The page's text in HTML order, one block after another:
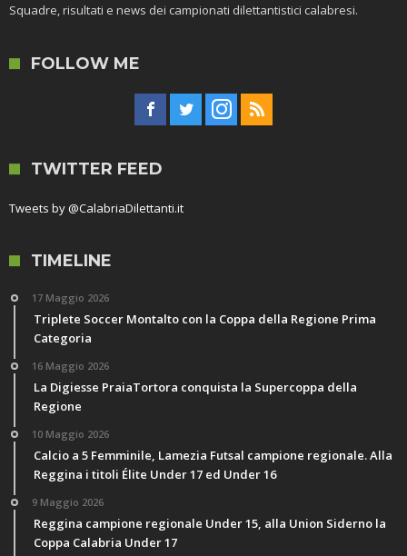
Squadre, risultati e news dei campionati dilettantistici calabresi.
FOLLOW ME
TWITTER FEED
Tweets by @CalabriaDilettanti.it
TIMELINE
17 Maggio 2026
Triplete Soccer Montalto con la Coppa della Regione Prima
Categoria
16 Maggio 2026
La Digiesse PraiaTortora conquista la Supercoppa della
Regione
10 Maggio 2026
Calcio a 5 Femminile, Lamezia Futsal campione regionale. Alla
Reggina i titoli Élite Under 17 ed Under 16
9 Maggio 2026
Reggina campione regionale Under 15, alla Union Siderno la
Coppa Calabria Under 17